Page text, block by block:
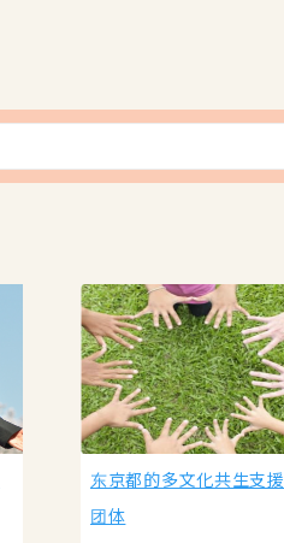
东京都的多文化共生支援
团体